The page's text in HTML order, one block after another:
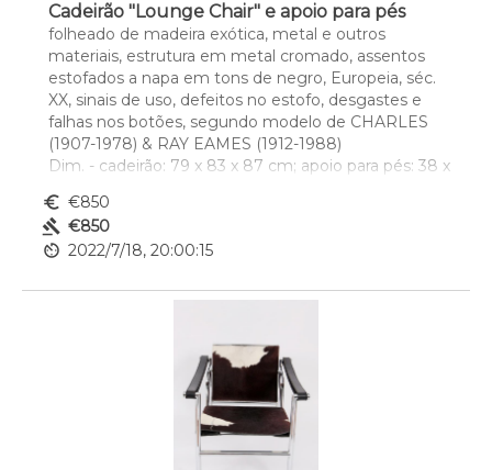
Cadeirão "Lounge Chair" e apoio para pés
folheado de madeira exótica, metal e outros
materiais, estrutura em metal cromado, assentos
estofados a napa em tons de negro, Europeia, séc.
XX, sinais de uso, defeitos no estofo, desgastes e
falhas nos botões, segundo modelo de CHARLES
(1907-1978) & RAY EAMES (1912-1988)
Dim. - cadeirão: 79 x 83 x 87 cm; apoio para pés: 38 x
euro_symbol €850
gavel €850
av_timer 2022/7/18, 20:00:15